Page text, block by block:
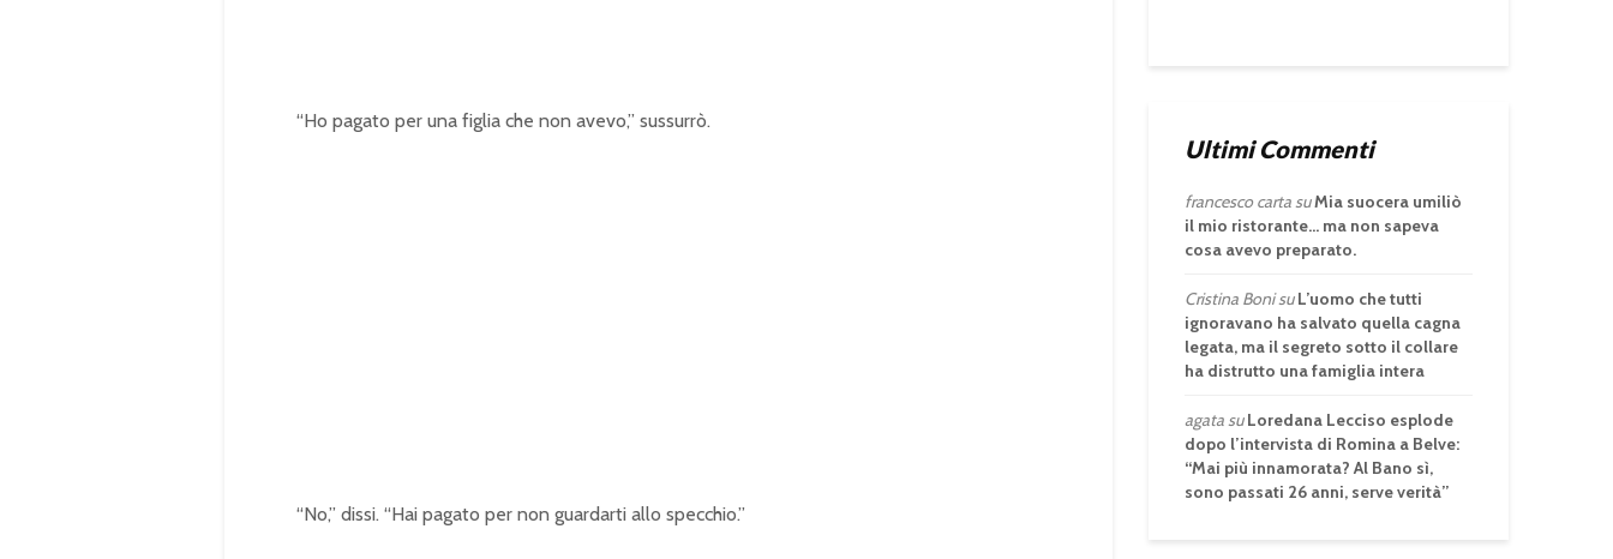
“Ho pagato per una figlia che non avevo,” sussurrò.
“No,” dissi. “Hai pagato per non guardarti allo specchio.”
Ultimi Commenti
francesco cartasuMia suocera umiliò
il mio ristorante… ma non sapeva
cosa avevo preparato.
Cristina BonisuL’uomo che tutti
ignoravano ha salvato quella cagna
legata, ma il segreto sotto il collare
ha distrutto una famiglia intera
agatasuLoredana Lecciso esplode
dopo l’intervista di Romina a Belve:
“Mai più innamorata? Al Bano sì,
sono passati 26 anni, serve verità”